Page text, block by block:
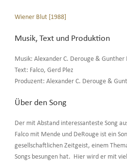
Wiener Blut [1988]
Musik, Text und Produktion
Musik: Alexander C. Derouge & Gunther
Text: Falco, Gerd Plez
Produzent: Alexander C. Derouge &
Über den Song
Der mit Abstand interessanteste Song
Falco mit Mende und DeRouge ist ein
gesellschaftlichen Zeitgeist, einem
Songs besungen hat. Hier wird er mit